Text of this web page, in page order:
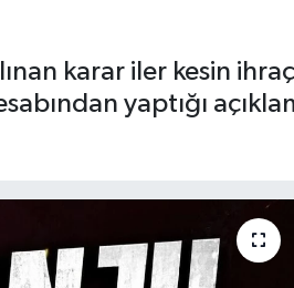
BITCOIN 64.475,47
karar iler kesin
yaptığı